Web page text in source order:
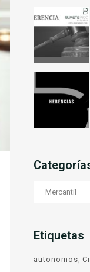
Categorías
Etiquetas
autonomos